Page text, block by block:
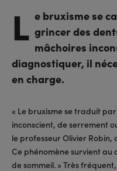
L e bruxisme se
grincer des
mâchoires
diagnostiquer, il
en charge.
« Le bruxisme se traduit
inconscient, de serrement
le professeur Olivier Robin,
Ce phénomène survient au
de sommeil. » Très